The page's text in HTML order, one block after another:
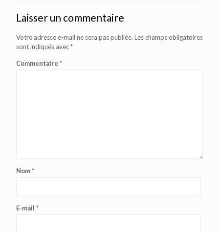
Laisser un commentaire
Votre adresse e-mail ne sera pas publiée. Les champs obligatoires
sont indiqués avec*
Commentaire *
Nom*
E-mail *